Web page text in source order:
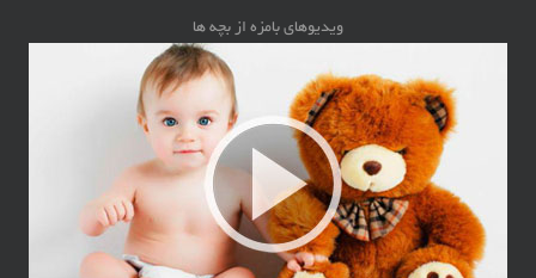
ویدیوهای بامزه از بچه ها